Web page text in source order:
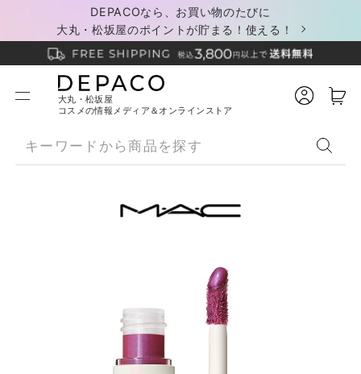
DEPACOなら、お買い物のたびに
大丸・松坂屋のポイントが貯まる！使える！
大丸・松坂屋
コスメの情報メディア＆オンラインストア